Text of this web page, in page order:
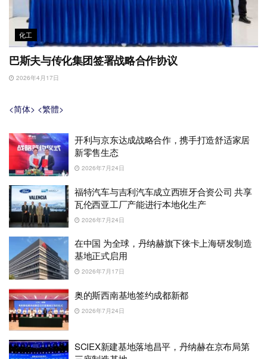
化工
巴斯夫与传化集团签署战略合作协议
2026年4月17日
<简体> <繁體>
开利与京东达成战略合作，携手打造舒适家居
新零售生态
2026年7月24日
福特汽车与吉利汽车成立西班牙合资公司 共享
瓦伦西亚工厂产能进行本地化生产
2026年7月24日
在中国 为全球，丹纳赫旗下徕卡上海研发制造
基地正式启用
2026年7月17日
奥的斯西南基地签约成都新都
2026年7月24日
SCIEX新建基地落地昌平，丹纳赫在京布局第